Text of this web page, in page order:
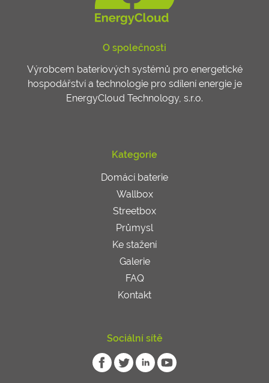
O společnosti
Výrobcem bateriových systémů pro energetické
hospodářství a technologie pro sdílení energie je
EnergyCloud Technology, s.r.o.
Kategorie
Domácí baterie
Wallbox
Streetbox
Průmysl
Ke stažení
Galerie
FAQ
Kontakt
Sociální sítě